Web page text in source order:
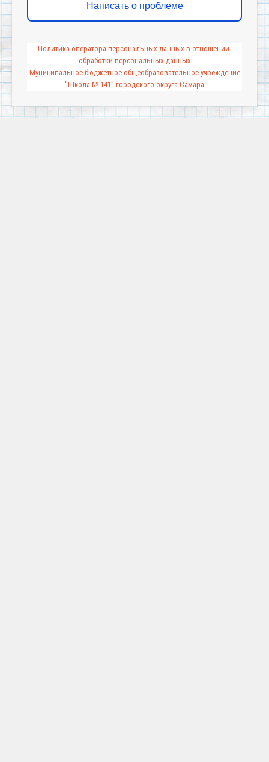
Написать о проблеме
Политика-оператора-персональных-данных-в-отношении-
обработки-персональных-данных
Муниципальное бюджетное общеобразовательное учреждение
"Школа № 141" городского округа Самара